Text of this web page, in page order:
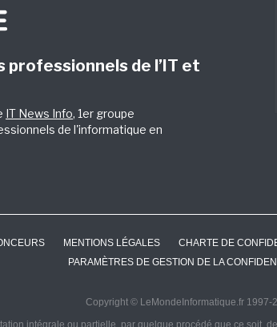
professionnels de l’IT et
IT News Info, 1er groupe
de l'informatique en
MENTIONS LÉGALES CHARTE DE
PARAMÈTRES DE GESTION DE LA
Copyright © LeMondeInformatique.fr 1997-